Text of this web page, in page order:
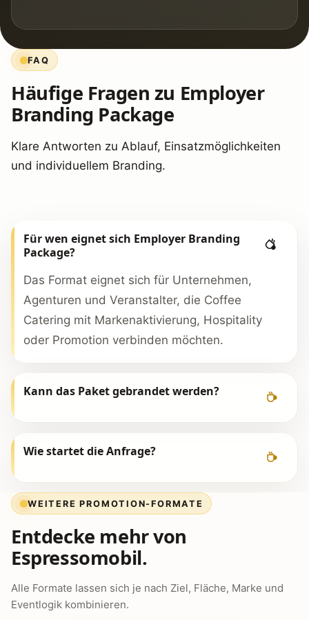
FAQ
Häufige Fragen zu Employer
Branding Package
Klare Antworten zu Ablauf, Einsatzmöglichkeiten
und individuellem Branding.
Für wen eignet sich Employer Branding
Package?
Das Format eignet sich für Unternehmen,
Agenturen und Veranstalter, die Coffee
Catering mit Markenaktivierung, Hospitality
oder Promotion verbinden möchten.
Kann das Paket gebrandet werden?
Wie startet die Anfrage?
WEITERE PROMOTION-FORMATE
Entdecke mehr von
Espressomobil.
Alle Formate lassen sich je nach Ziel, Fläche, Marke und
Eventlogik kombinieren.